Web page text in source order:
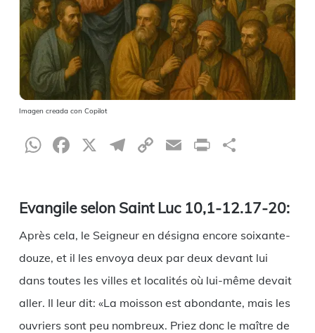
Imagen creada con Copilot
WhatsApp
Facebook
X Telegram
CopyEmailPrint
Evangile selon Saint Luc 10,1-12.17-20:
Après cela, le Seigneur en désigna encore soixante-
douze, et il les envoya deux par deux devant lui
dans toutes les villes et localités où lui-même devait
aller. Il leur dit: «La moisson est abondante, mais les
ouvriers sont peu nombreux. Priez donc le maître de